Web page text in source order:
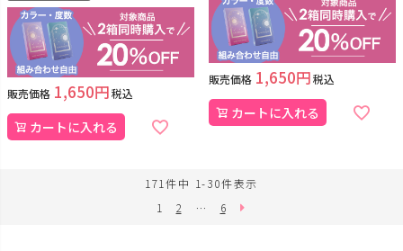
販売価格 1,650 税込
カートに入れる
販売価格 1,650 税込
カートに入れる
171件中 1-30件表示
1
2 … 6